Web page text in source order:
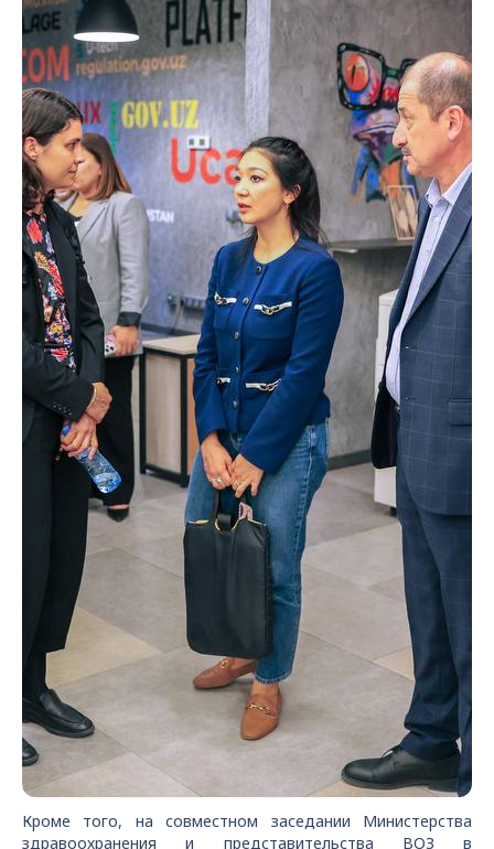
Кроме того, на совместном заседании Министерства
здравоохранения и представительства ВОЗ в